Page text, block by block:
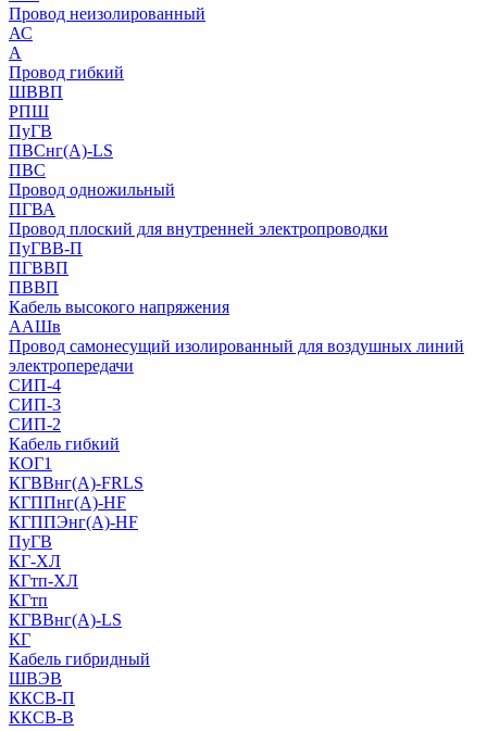
Провод неизолированный
АС
А
Провод гибкий
ШВВП
РПШ
ПуГВ
ПВСнг(А)-LS
ПВС
Провод одножильный
ПГВА
Провод плоский для внутренней электропроводки
ПуГВВ-П
ПГВВП
ПВВП
Кабель высокого напряжения
ААШв
Провод самонесущий изолированный для воздушных линий
электропередачи
СИП-4
СИП-3
СИП-2
Кабель гибкий
КОГ1
КГВВнг(А)-FRLS
КГППнг(A)-HF
КГППЭнг(A)-HF
ПуГВ
КГ-ХЛ
КГтп-ХЛ
КГтп
КГВВнг(А)-LS
КГ
Кабель гибридный
ШВЭВ
ККСВ-П
ККСВ-В